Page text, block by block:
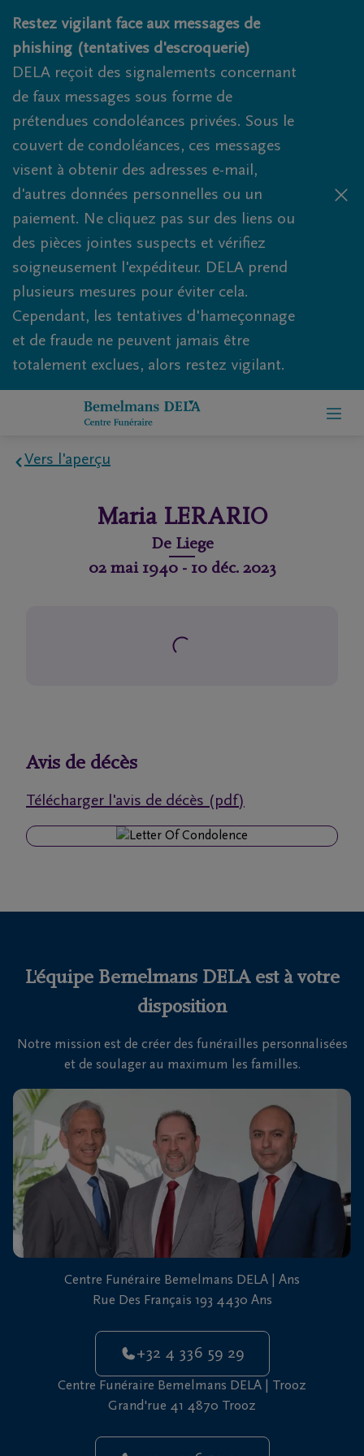
Obituaries.breadcrumbs.SkipLink
Restez vigilant face aux messages de
phishing (tentatives d'escroquerie)
DELA reçoit des signalements concernant
de faux messages sous forme de
prétendues condoléances privées. Sous le
couvert de condoléances, ces messages
visent à obtenir des adresses e-mail,
d'autres données personnelles ou un
paiement. Ne cliquez pas sur des liens ou
des pièces jointes suspects et vérifiez
soigneusement l'expéditeur. DELA prend
plusieurs mesures pour éviter cela.
Cependant, les tentatives d'hameçonnage
et de fraude ne peuvent jamais être
totalement exclues, alors restez vigilant.
de
funéraires
fréquemment
Nous
sommes
là pour
vous
24h/24
+32
4
Vers l'aperçu
Maria LERARIO
De Liege
02 mai 1940- 10 déc. 2023
Avis de décès
Télécharger l'avis de décès (pdf)
L'équipe Bemelmans DELA est à votre
disposition
Notre mission est de créer des funérailles personnalisées
et de soulager au maximum les familles.
Centre Funéraire Bemelmans DELA | Ans
Rue Des Français 193 4430 Ans
+32 4 336 59 29
Centre Funéraire Bemelmans DELA | Trooz
Grand'rue 41 4870 Trooz